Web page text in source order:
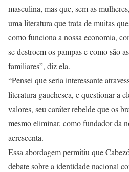
masculina, mas que, sem as
uma literatura que trata de muitas
como funciona a nossa economia,
se destroem os pampas e como são
familiares”, diz ela.
“Pensei que seria interessante
literatura gauchesca, e questionar a
valores, seu caráter rebelde que os
mesmo eliminar, como fundador da
acrescenta.
Essa abordagem permitiu que
debate sobre a identidade nacional